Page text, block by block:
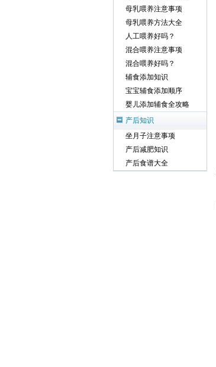
母乳喂养注意事项
母乳喂养方法大全
人工喂养好吗？
混合喂养注意事项
混合喂养好吗？
辅食添加知识
宝宝辅食添加顺序
婴儿添加辅食全攻略
产后知识
坐月子注意事项
产后减肥知识
产后食谱大全